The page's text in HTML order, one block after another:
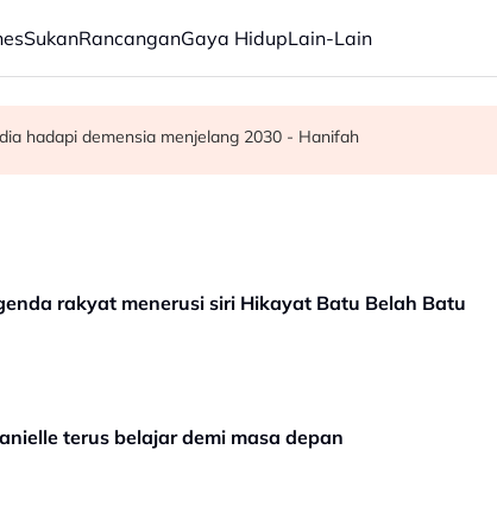
SukanRancanganGaya HidupLain-Lain
sokongan udara digerakkan
kepada hampir 12,000
hadapi demensia menjelang 2030 - Hanifah
rakyat menerusi siri Hikayat Batu Belah Batu
terus belajar demi masa depan